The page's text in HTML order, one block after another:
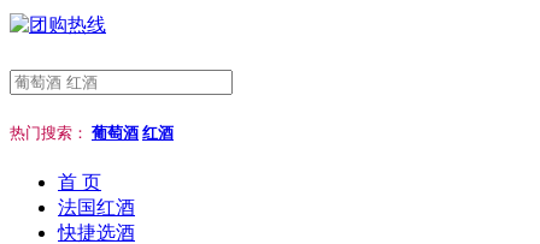
热门搜索： 葡萄酒 红酒
首 页
法国红酒
快捷选酒